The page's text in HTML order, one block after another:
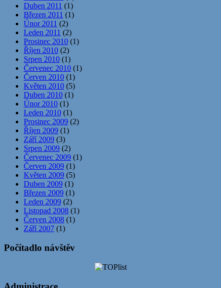
Duben 2011 (1)
Březen 2011 (1)
Únor 2011 (2)
Leden 2011 (2)
Prosinec 2010 (1)
Říjen 2010 (2)
Srpen 2010 (1)
Červenec 2010 (1)
Červen 2010 (1)
Květen 2010 (5)
Duben 2010 (1)
Únor 2010 (1)
Leden 2010 (1)
Prosinec 2009 (2)
Říjen 2009 (1)
Září 2009 (3)
Srpen 2009 (2)
Červenec 2009 (1)
Červen 2009 (1)
Květen 2009 (5)
Duben 2009 (1)
Březen 2009 (1)
Leden 2009 (2)
Listopad 2008 (1)
Červen 2008 (1)
Září 2007 (1)
Počítadlo návštěv